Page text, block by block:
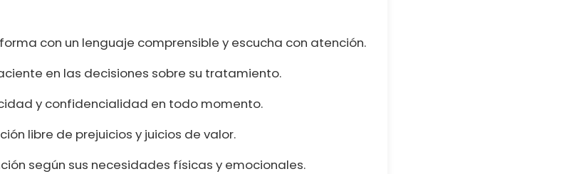
con un lenguaje comprensible y escucha con atención.
en las decisiones sobre su tratamiento.
y confidencialidad en todo momento.
libre de prejuicios y juicios de valor.
según sus necesidades físicas y emocionales.